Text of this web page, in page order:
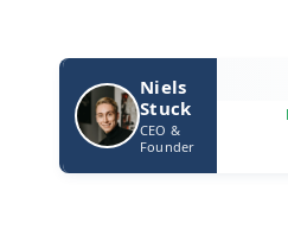
Niels
Stuck
CEO &
Founder